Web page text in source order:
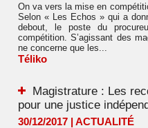
On va vers la mise en
Selon « Les Echos » qui a
debout, le poste du
compétition. S’agissant des
ne concerne que les...
Téliko
Magistrature : Les
pour une justice
30/12/2017 | ACTUALITÉ